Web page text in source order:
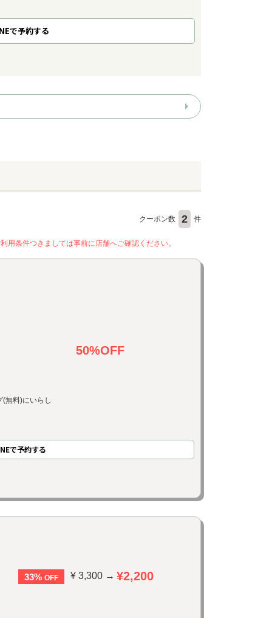
で予約する
クーポン数 2 件
条件つきましては事前に店舗へご確認ください。
無料)にいらし
50%OFF
で予約する
33% OFF ¥ 3,300 → ¥2,200